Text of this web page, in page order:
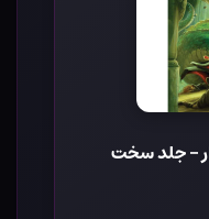
- جلد سخت